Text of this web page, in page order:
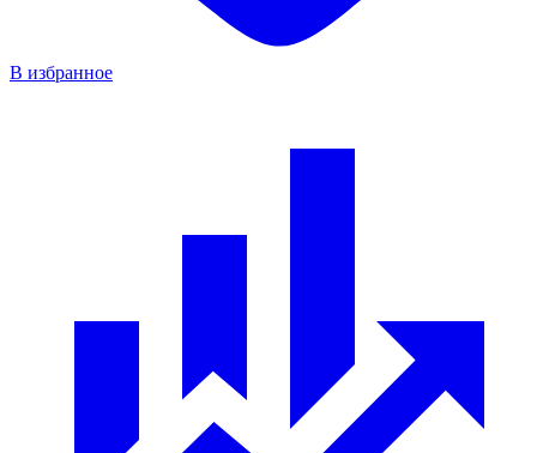
В избранное